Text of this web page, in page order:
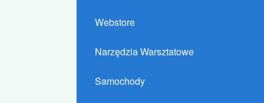
Webstore
Narzędzia Warsztatowe
Samochody